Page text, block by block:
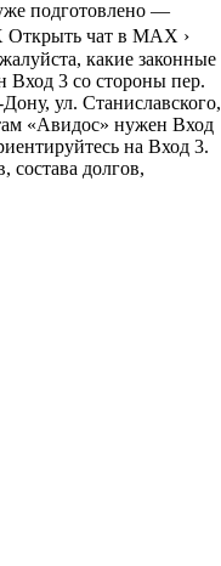
подготовлено —
Открыть чат в MAX ›
какие законные
Вход 3 со стороны пер.
ул. Станиславского,
«Авидос» нужен Вход
на Вход 3.
состава долгов,